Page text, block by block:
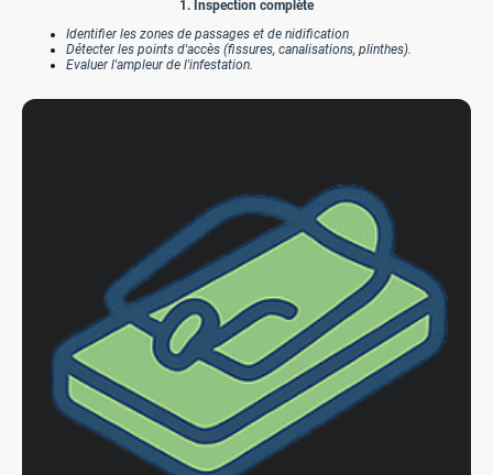
1. Inspection complète
Identifier les zones de passages et de nidification
Détecter les points d'accès (fissures, canalisations, plinthes).
Evaluer l'ampleur de l'infestation.